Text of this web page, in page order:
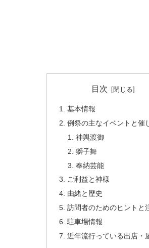
目次
基本情報
例祭の主なイベントと催
神輿渡御
獅子舞
奉納芸能
ご利益と神様
由緒と歴史
訪問者のためのヒントと
駐車場情報
近年流行っている出店・